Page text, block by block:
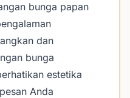
bunga papan
dan
bunga
estetika
Anda